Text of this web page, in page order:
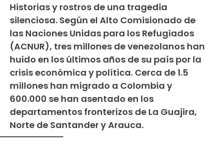
Historias y rostros de una tragedia
silenciosa. Según el Alto Comisionado de
las Naciones Unidas para los Refugiados
(ACNUR), tres millones de venezolanos han
huido en los últimos años de su país por la
crisis económica y política. Cerca de 1.5
millones han migrado a Colombia y
600.000 se han asentado en los
departamentos fronterizos de La Guajira,
Norte de Santander y Arauca.